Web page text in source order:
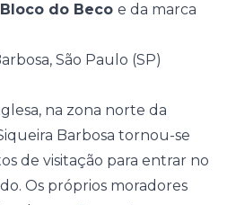
Bloco do Beco e da marca
São Paulo (SP)
na zona norte da
Barbosa tornou-se
de visitação para entrar no
Os próprios moradores